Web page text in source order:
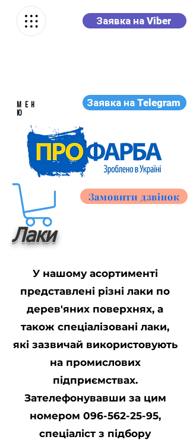
Заявка на Viber
Заявка на Telegram
МЕН
Ю
Замовити дзвінок
Лаки
У нашому асортименті
представлені різні лаки по
дерев'яних поверхнях, а
також спеціалізовані лаки,
які зазвичай використовують
на промислових
підприємствах.
Зателефонувавши за цим
номером 096-562-25-95,
спеціаліст з підбору